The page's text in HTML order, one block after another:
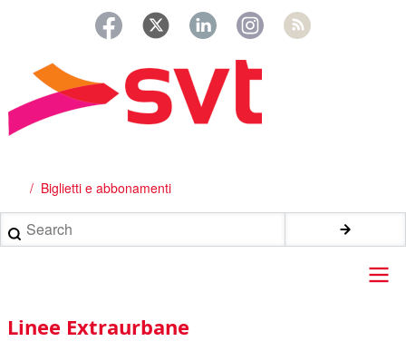
principale
Briciole
di
pane
Biglietti e abbonamenti
Search
Main
navigation
Linee Extraurbane